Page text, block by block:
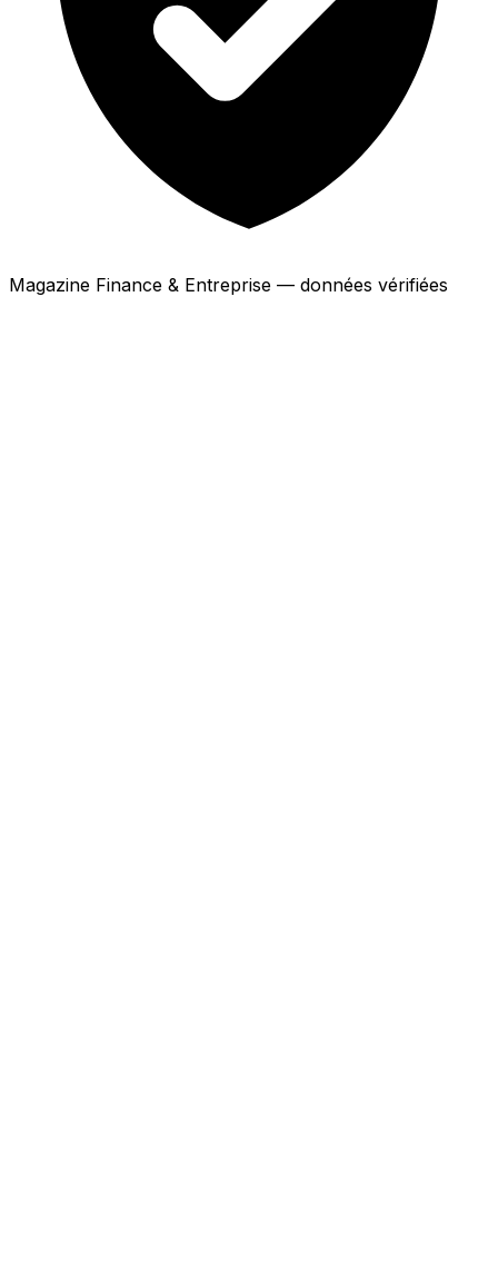
Magazine Finance & Entreprise — données vérifiées